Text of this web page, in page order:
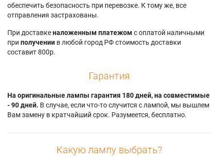
обеспечить безопасность при перевозке. К тому же, все
отправления застрахованы.
При доставкеналоженным платежом с оплатой наличными
при получении в любой город РФ стоимость доставки
составит 800р.
Гарантия
На оригинальные лампы гарантия 180 дней, на совместимые
- 90 дней. В случае, если что-то случится с лампой, мы вышлем
Вам замену в кратчайший срок. Разумеется, бесплатно.
Какую лампу выбрать?